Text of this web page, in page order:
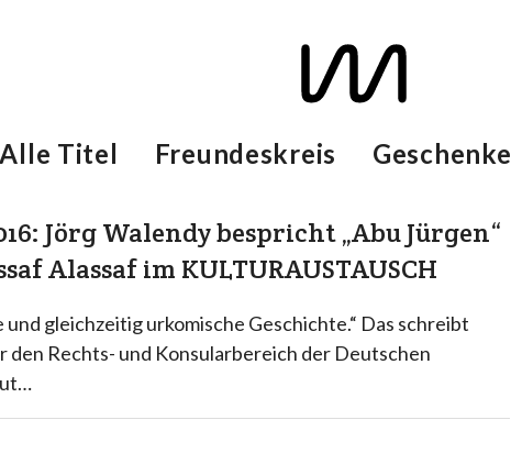
Alle Titel Freundeskreis Geschenke
Jörg Walendy bespricht „Abu Jürgen“
Alassaf im KULTURAUSTAUSCH
gleichzeitig urkomische Geschichte.“ Das schreibt
den Rechts- und Konsularbereich der Deutschen